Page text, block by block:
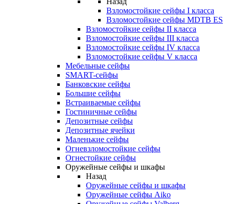
Взломостойкие сейфы I класса
Взломостойкие сейфы MDTB ES
Взломостойкие сейфы II класса
Взломостойкие сейфы III класса
Взломостойкие сейфы IV класса
Взломостойкие сейфы V класса
Мебельные сейфы
SMART-сейфы
Банковские сейфы
Большие сейфы
Встраиваемые сейфы
Гостиничные сейфы
Депозитные сейфы
Депозитные ячейки
Маленькие сейфы
Огневзломостойкие сейфы
Огнестойкие сейфы
Оружейные сейфы и шкафы
Назад
Оружейные сейфы и шкафы
Оружейные сейфы Aiko